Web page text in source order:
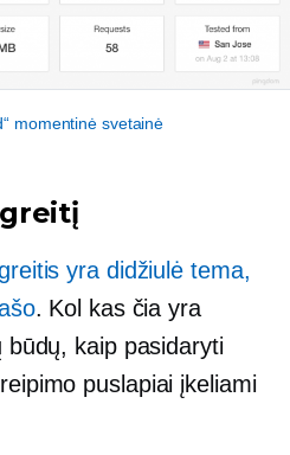
momentinė svetainė
yra didžiulė tema,
. Kol kas čia yra
būdų, kaip pasidaryti
puslapiai įkeliami